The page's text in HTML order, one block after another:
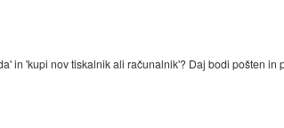
in 'kupi nov tiskalnik ali računalnik'? Daj bodi pošten in